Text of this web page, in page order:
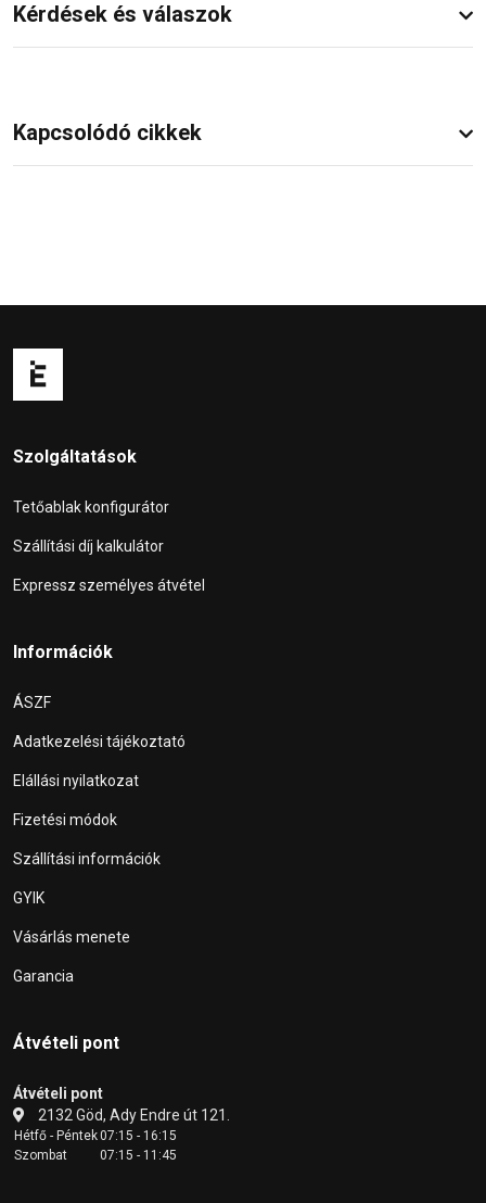
Kérdések és válaszok
Kapcsolódó cikkek
Szolgáltatások
Tetőablak konfigurátor
Szállítási díj kalkulátor
Expressz személyes átvétel
Információk
ÁSZF
Adatkezelési tájékoztató
Elállási nyilatkozat
Fizetési módok
Szállítási információk
GYIK
Vásárlás menete
Garancia
Átvételi pont
Átvételi pont
2132 Göd, Ady Endre út 121.
Hétfő - Péntek07:15 - 16:15
Szombat
07:15 - 11:45